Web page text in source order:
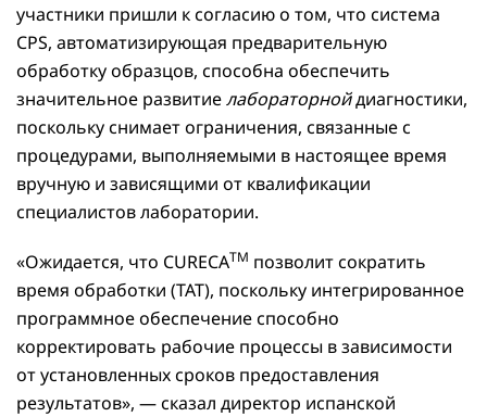
участники пришли к согласию о том, что система
CPS, автоматизирующая предварительную
обработку образцов, способна обеспечить
значительное развитиелабораторнойдиагностики,
поскольку снимает ограничения, связанные с
процедурами, выполняемыми в настоящее время
вручную и зависящими от квалификации
специалистов лаборатории.
«Ожидается, что CURECATM позволит сократить
время обработки (TAT), поскольку интегрированное
программное обеспечение способно
корректировать рабочие процессы в зависимости
от установленных сроков предоставления
результатов», — сказал директор испанской